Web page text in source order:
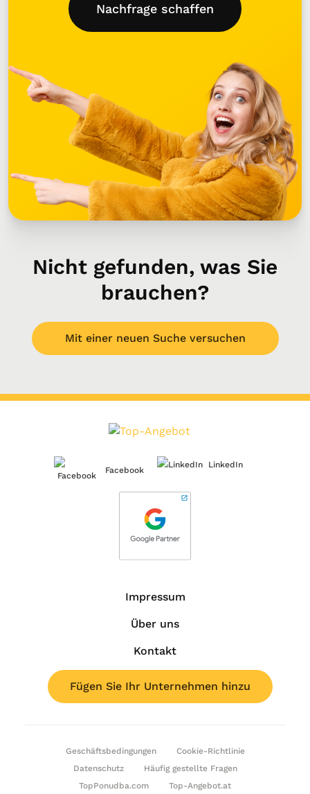
Nachfrage schaffen
Nicht gefunden, was Sie
brauchen?
Mit einer neuen Suche versuchen
Facebook
LinkedIn
Impressum
Über uns
Kontakt
Fügen Sie Ihr Unternehmen hinzu
Geschäftsbedingungen
Cookie-Richtlinie
Datenschutz
Häufig gestellte Fragen
TopPonudba.com
Top-Angebot.at